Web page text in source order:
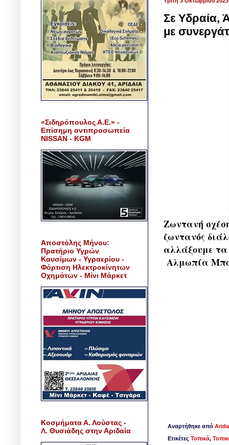
Σε Υδραία,
με
Ζωντανή
ζωντανός
αλλάξουμε
Αλμωπία
Αναρτήθηκε από
Ετικέτες Τοπικά,
«Σιδηρόπουλος Α.Ε.» -
Επίσημη αντιπροσωπεία
NISSAN - KGM
Αποστόλης Μήνου:
Πρατήριο Υγρών
Καυσίμων - Υγραερίου -
Φόρτιση Ηλεκτροκίνητων
Οχημάτων - Μίνι Μάρκετ
Κοσμήματα Α. Λούστας -
Λ. Θυσιάδης στην Αριδαία